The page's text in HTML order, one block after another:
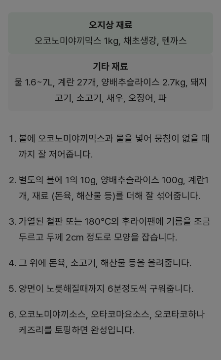
오지상 재료
오코노미야끼믹스 1kg, 채초생강, 텐까스
기타 재료
물 1.6~7L, 계란 27개, 양배추슬라이스 2.7kg, 돼지
고기, 소고기, 새우, 오징어, 파
볼에 오코노미야끼믹스과 물을 넣어 뭉침이 없을 때
까지 잘 저어줍니다.
별도의 볼에 1의 10g, 양배추슬라이스 100g, 계란1
개, 재료 (돈육, 해산물 등)를 더해 잘 섞어줍니다.
가열된 철판 또는 180℃의 후라이팬에 기름을 조금
두르고 두께 2cm 정도로 모양을 잡습니다.
그 위에 돈육, 소고기, 해산물 등을 올려줍니다.
양면이 노릇해질때까지 6분정도씩 구워줍니다.
오코노미야끼소스, 오타코마요소스, 오코타코하나
케즈리를 토핑하면 완성입니다.